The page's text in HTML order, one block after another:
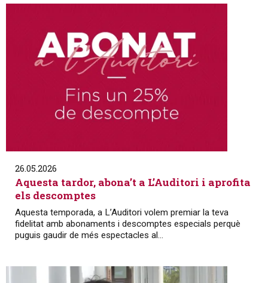
26.05.2026
Aquesta tardor, abona’t a L’Auditori i aprofita
els descomptes
Aquesta temporada, a L’Auditori volem premiar la teva
fidelitat amb abonaments i descomptes especials perquè
puguis gaudir de més espectacles al...